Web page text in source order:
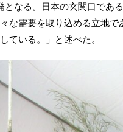
なる。日本の玄関口であ
な需要を取り込める立地
ている。」と述べた。